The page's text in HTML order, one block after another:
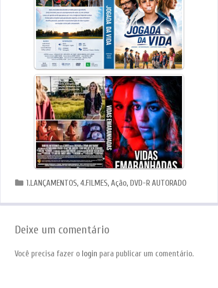
Categorias
1.LANÇAMENTOS,4.FILMES,Ação, DVD-R AUTORADO
Deixe um comentário
Você precisa fazer o login para publicar um comentário.